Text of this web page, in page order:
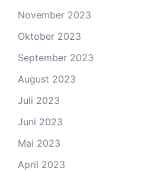
November 2023
Oktober 2023
September 2023
August 2023
Juli 2023
Juni 2023
Mai 2023
April 2023